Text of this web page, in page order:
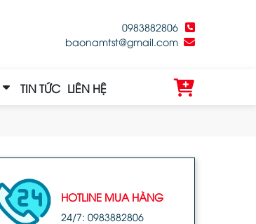
0983882806
baonamtst@gmail.com
TIN TỨC LIÊN HỆ
HOTLINE MUA HÀNG
24/7: 0983882806